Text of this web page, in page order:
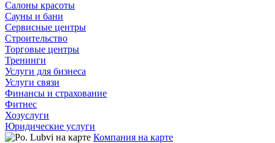
Салоны красоты
Сауны и бани
Сервисные центры
Строительство
Торговые центры
Тренинги
Услуги для бизнеса
Услуги связи
Финансы и страхование
Фитнес
Хозуслуги
Юридические услуги
Компания на карте